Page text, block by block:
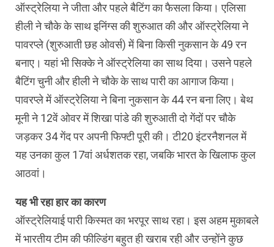
ऑस्ट्रेलिया ने जीता और पहले बैटिंग का फैसला किया। एलिसा
हीली ने चौके के साथ इनिंग्स की शुरुआत की और ऑस्ट्रेलिया ने
पावरप्ले (शुरुआती छह ओवर्स) में बिना किसी नुकसान के 49 रन
बनाए। यहां भी सिक्के ने ऑस्ट्रेलिया का साथ दिया। उसने पहले
बैटिंग चुनी और हीली ने चौके के साथ पारी का आगाज किया।
पावरप्ले में ऑस्ट्रेलिया ने बिना नुकसान के 44 रन बना लिए। बेथ
मूनी ने 12वें ओवर में शिखा पांडे की शुरुआती दो गेंदों पर चौके
जड़कर 34 गेंद पर अपनी फिफ्टी पूरी की। टी20 इंटरनैशनल में
यह उनका कुल 17वां अर्धशतक रहा, जबकि भारत के खिलाफ कुल
आठवां।
यह भी रहा हार का कारण
ऑस्ट्रेलियाई पारी किस्मत का भरपूर साथ रहा। इस अहम मुकाबले
में भारतीय टीम की फील्डिंग बहुत ही खराब रही और उन्होंने कुछ